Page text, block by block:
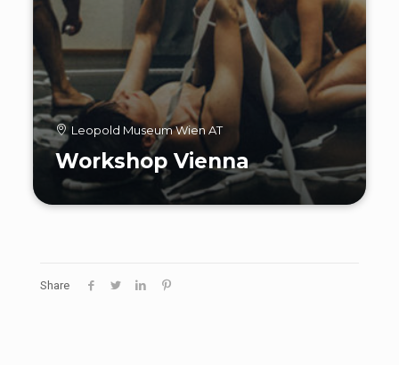
Leopold Museum Wien AT
Workshop Vienna
Share